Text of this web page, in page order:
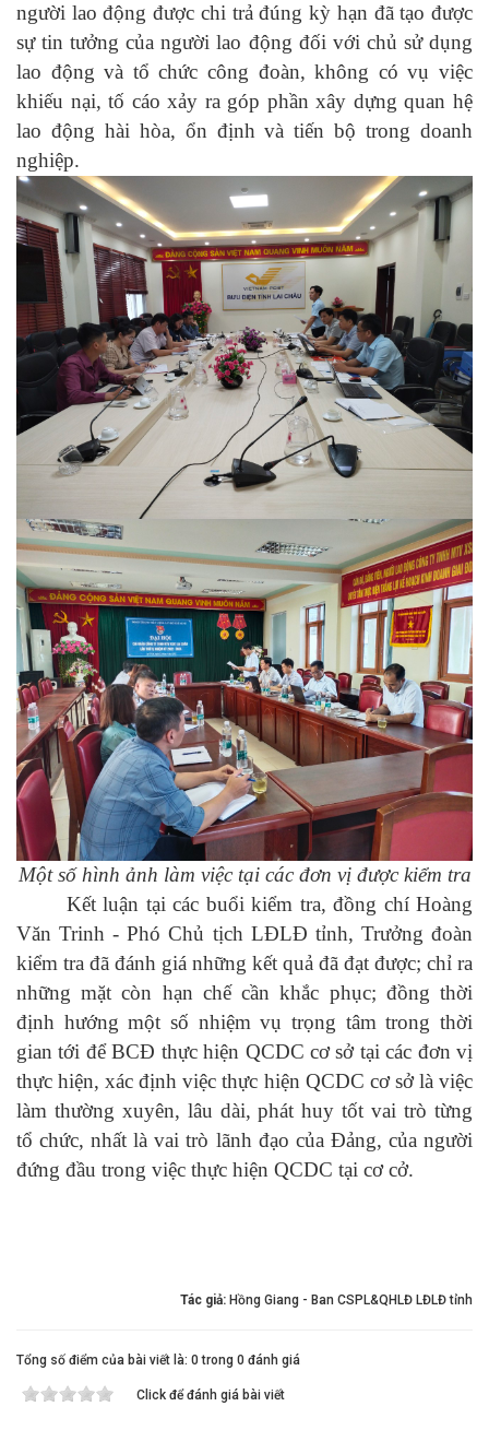
người lao động được chi trả đúng kỳ hạn đã tạo được
sự tin tưởng của người lao động đối với chủ sử dụng
lao động và tổ chức công đoàn, không có vụ việc
khiếu nại, tố cáo xảy ra góp phần xây dựng quan hệ
lao động hài hòa, ổn định và tiến bộ trong doanh
nghiệp.
Một số hình ảnh làm việc tại các đơn vị được kiểm tra
Kết luận tại các buổi kiểm tra, đồng chí Hoàng
Văn Trinh - Phó Chủ tịch LĐLĐ tỉnh, Trưởng đoàn
kiểm tra đã đánh giá những kết quả đã đạt được; chỉ ra
những mặt còn hạn chế cần khắc phục; đồng thời
định hướng một số nhiệm vụ trọng tâm trong thời
gian tới để BCĐ thực hiện QCDC cơ sở tại các đơn vị
thực hiện, xác định việc thực hiện QCDC cơ sở là việc
làm thường xuyên, lâu dài, phát huy tốt vai trò từng
tổ chức, nhất là vai trò lãnh đạo của Đảng, của người
đứng đầu trong việc thực hiện QCDC tại cơ cở.
Tác giả: Hồng Giang - Ban CSPL&QHLĐ LĐLĐ tỉnh
Tổng số điểm của bài viết là: 0 trong 0 đánh giá
Click để đánh giá bài viết